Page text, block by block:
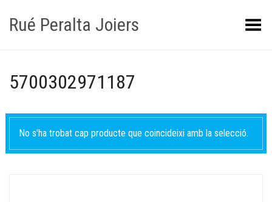
Rué Peralta Joiers Obrir/tancar el menú
5700302971187
No s'ha trobat cap producte que coincideixi amb la selecció.